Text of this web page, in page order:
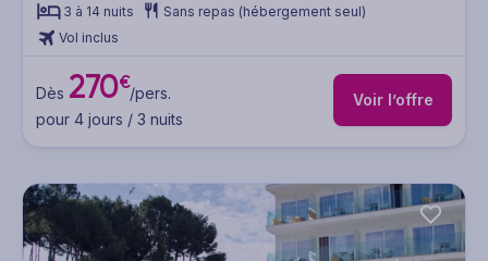
3 à 14 nuits
Sans repas (hébergement seul)
Vol inclus
Dès 270€/pers.
pour 4 jours / 3 nuits
Voir l’offre